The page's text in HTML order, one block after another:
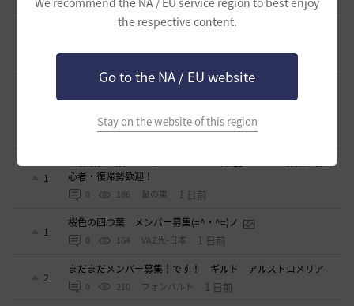
the respective content.
Go to the NA / EU website
Stay on the website of this region
ギルド【Patera】ギルドメンバー募集中！ 初心者復帰者歓
ギルチャ完全無言推奨・ソロ向けギルド「ストレイキャッ
ツ」メンバー募集（ギルドボス有・初心者復帰者多数所属・
スキル目当て◎）
145 くろいばら 22 時間前
1
心者・復帰勢歓迎！
0 186 鼠の巣 1 日前
1
桜色の四つ葉 メンバー募集(=^・^=)ノ
0 164 VAZ光-日本 1 日前
2
まだまだメンバー募集中です！ ギルド アルストロメリア
0 210 フォンバルト 1 日前